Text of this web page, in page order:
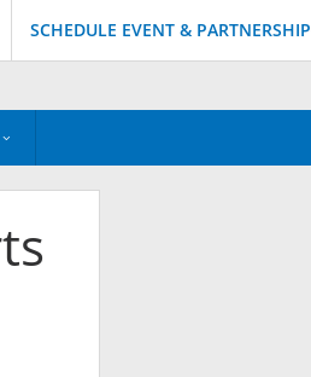
SCHEDULE EVENT & PARTNERSHIP